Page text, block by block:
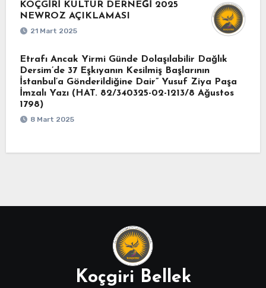
KOÇGİRİ KÜLTÜR DERNEĞİ 2025
NEWROZ AÇIKLAMASI
21 Mart 2025
Etrafı Ancak Yirmi Günde Dolaşılabilir Dağlık
Dersim’de 37 Eşkıyanın Kesilmiş Başlarının
İstanbul’a Gönderildiğine Dair” Yusuf Ziya Paşa
İmzalı Yazı (HAT. 82/340325-02-1213/8 Ağustos
1798)
8 Mart 2025
Koçgiri Bellek